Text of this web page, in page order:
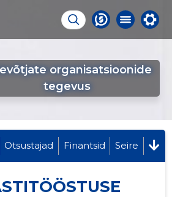
organisatsioonide
tegevus
Otsustajad Finantsid Seire